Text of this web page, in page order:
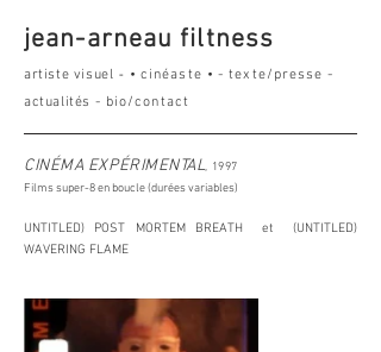
jean-arneau filtness
artiste visuel - • cinéaste •- texte/presse -
actualités - bio/contact
CINÉMA EXPÉRIMENTAL, 1997
Films super-8 en boucle (durées variables)
UNTITLED) POST MORTEM BREATH et (UNTITLED)
WAVERING FLAME